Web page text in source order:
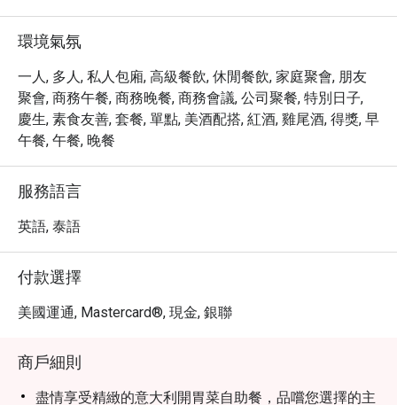
您的奢華義式饗宴更加超值。
環境氣氛
一人, 多人, 私人包廂, 高級餐飲, 休閒餐飲, 家庭聚會, 朋友
聚會, 商務午餐, 商務晚餐, 商務會議, 公司聚餐, 特別日子,
慶生, 素食友善, 套餐, 單點, 美酒配搭, 紅酒, 雞尾酒, 得獎, 早
午餐, 午餐, 晚餐
服務語言
英語, 泰語
付款選擇
美國運通, Mastercard®, 現金, 銀聯
商戶細則
盡情享受精緻的意大利開胃菜自助餐，品嚐您選擇的主